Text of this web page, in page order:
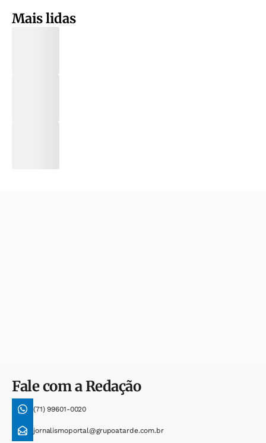
Mais lidas
Fale com a Redação
(71) 99601-0020
jornalismoportal@grupoatarde.com.br